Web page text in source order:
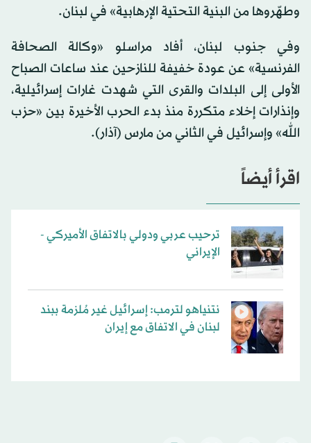
وطهّروها من البنية التحتية الإرهابية» في لبنان.
وفي جنوب لبنان، أفاد مراسلو «وكالة الصحافة
الفرنسية» عن عودة خفيفة للنازحين عند ساعات الصباح
الأولى إلى البلدات والقرى التي شهدت غارات إسرائيلية،
وإنذارات إخلاء متكررة منذ بدء الحرب الأخيرة بين «حزب
الله» وإسرائيل في الثاني من مارس (آذار).
اقرأ أيضاً
ترحيب عربي ودولي بالاتفاق الأميركي -
الإيراني
نتنياهو لترمب: إسرائيل غير مُلزمة ببند
لبنان في الاتفاق مع إيران